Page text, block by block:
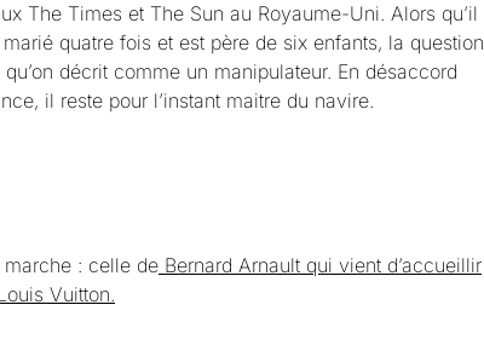
The Times et The Sun au Royaume-Uni. Alors qu’il
quatre fois et est père de six enfants, la question
décrit comme un manipulateur. En désaccord
il reste pour l’instant maitre du navire.
: celle de Bernard Arnault qui vient d’accueillir
Vuitton.